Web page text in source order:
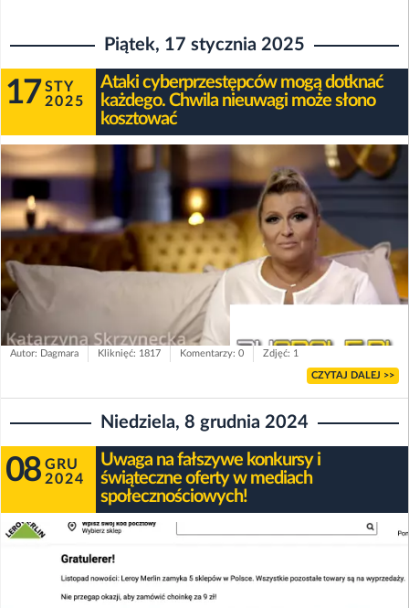
Piątek, 17 stycznia 2025
17 STY
2025
Ataki cyberprzestępców mogą dotknać
każdego. Chwila nieuwagi może słono
kosztować
Autor: Dagmara Kliknięć: 1817 Komentarzy: 0 Zdjęć: 1
CZYTAJ DALEJ >>
Niedziela, 8 grudnia 2024
08 GRU
2024
Uwaga na fałszywe konkursy i
świąteczne oferty w mediach
społecznościowych!